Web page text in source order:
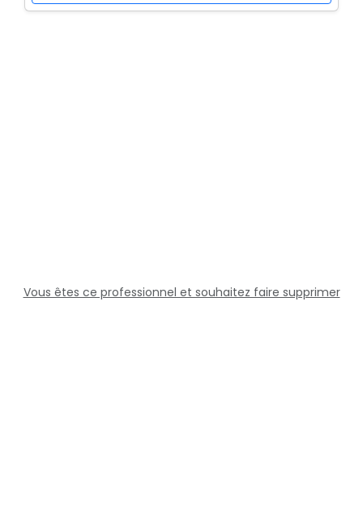
Vous êtes ce professionnel et souhaitez faire supprimer